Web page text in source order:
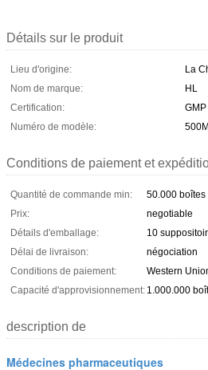
Détails sur le produit
Lieu d'origine:
La
Nom de marque:
HL
Certification:
GMP
Numéro de modèle:
Conditions de paiement et
Quantité de commande min:
50.000 boîtes
Prix:
negotiable
Détails d'emballage:
10
Délai de livraison:
négociation
Conditions de paiement:
Western
Capacité d'approvisionnement: 1.000.000
description de
Médecines pharmaceutiques